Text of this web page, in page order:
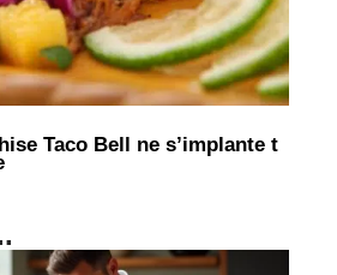
Taco Bell ne s’implante t